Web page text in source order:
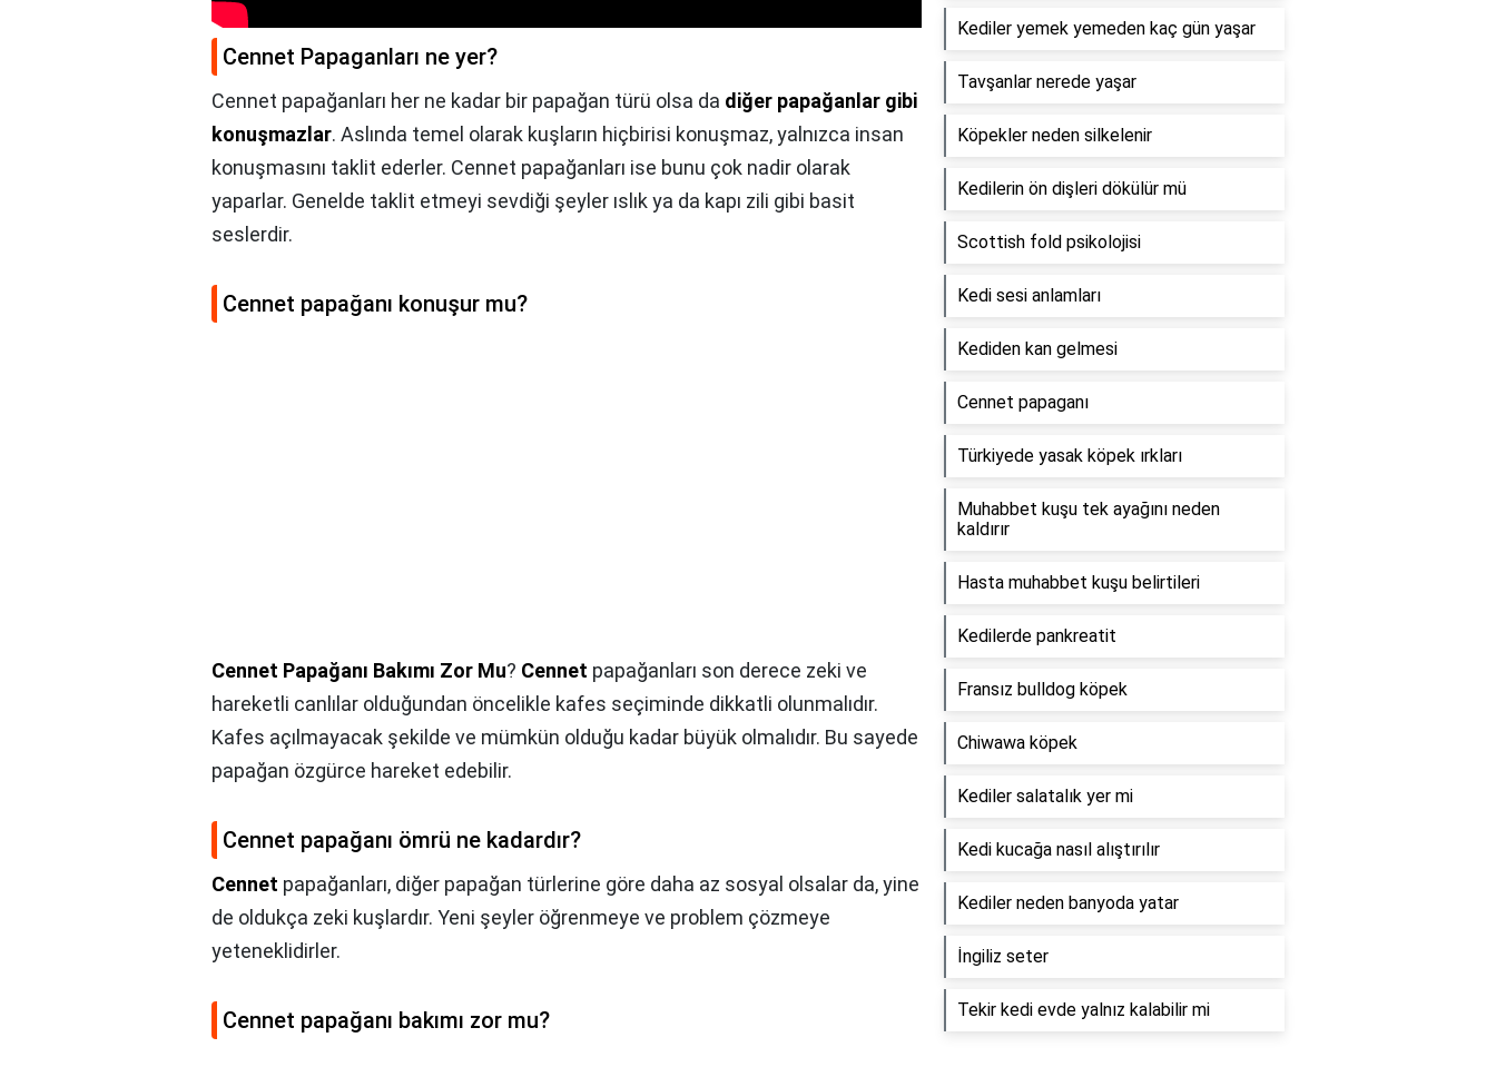
Cennet Papaganları ne yer?
Cennet papağanları her ne kadar bir papağan türü olsa da diğer papağanlar gibi
konuşmazlar. Aslında temel olarak kuşların hiçbirisi konuşmaz, yalnızca insan
konuşmasını taklit ederler. Cennet papağanları ise bunu çok nadir olarak
yaparlar. Genelde taklit etmeyi sevdiği şeyler ıslık ya da kapı zili gibi basit
seslerdir.
Cennet papağanı konuşur mu?
Cennet Papağanı Bakımı Zor Mu? Cennet papağanları son derece zeki ve
hareketli canlılar olduğundan öncelikle kafes seçiminde dikkatli olunmalıdır.
Kafes açılmayacak şekilde ve mümkün olduğu kadar büyük olmalıdır. Bu sayede
papağan özgürce hareket edebilir.
Cennet papağanı ömrü ne kadardır?
Cennet papağanları, diğer papağan türlerine göre daha az sosyal olsalar da, yine
de oldukça zeki kuşlardır. Yeni şeyler öğrenmeye ve problem çözmeye
yeteneklidirler.
Cennet papağanı bakımı zor mu?
Kediler yemek yemeden kaç gün yaşar
Tavşanlar nerede yaşar
Köpekler neden silkelenir
Kedilerin ön dişleri dökülür mü
Scottish fold psikolojisi
Kedi sesi anlamları
Kediden kan gelmesi
Cennet papaganı
Türkiyede yasak köpek ırkları
Muhabbet kuşu tek ayağını neden
kaldırır
Hasta muhabbet kuşu belirtileri
Kedilerde pankreatit
Fransız bulldog köpek
Chiwawa köpek
Kediler salatalık yer mi
Kedi kucağa nasıl alıştırılır
Kediler neden banyoda yatar
İngiliz seter
Tekir kedi evde yalnız kalabilir mi